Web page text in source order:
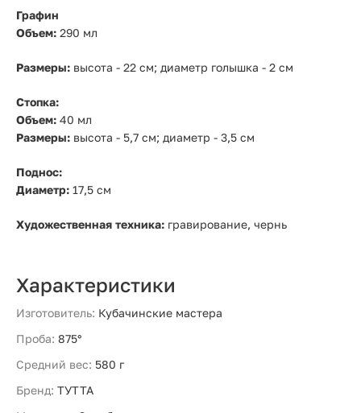
Графин
Объем: 290 мл
Размеры: высота - 22 см; диаметр голышка - 2 см
Стопка:
Объем: 40 мл
Размеры: высота - 5,7 см; диаметр - 3,5 см
Поднос:
Диаметр: 17,5 см
Художественная техника: гравирование, чернь
Характеристики
Изготовитель: Кубачинские мастера
Проба: 875°
Средний вес: 580 г
Бренд: ТУТТА